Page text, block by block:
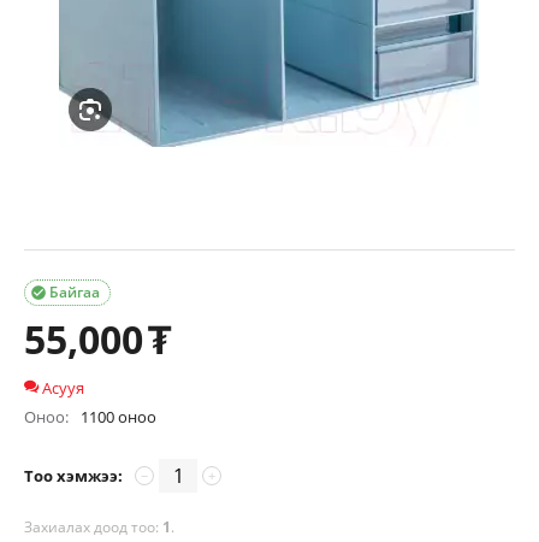
Байгаа

55,000₮
Асууя
Оноо:
1100 оноо
Тоо хэмжээ: +
−
Захиалах доод тоо: 1.